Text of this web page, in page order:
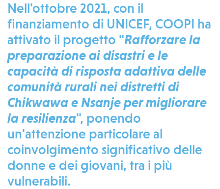
Nell'ottobre 2021, con il
finanziamento di UNICEF, COOPI ha
attivato il progetto "Rafforzare la
preparazione ai disastri e le
capacità di risposta adattiva delle
comunità rurali nei distretti di
Chikwawa e Nsanje per migliorare
la resilienza", ponendo
un'attenzione particolare al
coinvolgimento significativo delle
donne e dei giovani, tra i più
vulnerabili.